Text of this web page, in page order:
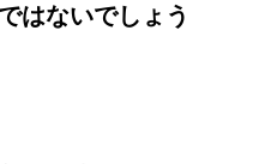
はないでしょう